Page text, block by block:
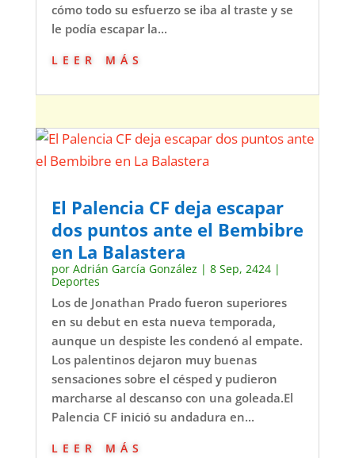
cómo todo su esfuerzo se iba al traste y se
le podía escapar la...
leer más
El Palencia CF deja escapar
dos puntos ante el Bembibre
en La Balastera
por Adrián García González | 8 Sep, 2424|
Deportes
Los de Jonathan Prado fueron superiores
en su debut en esta nueva temporada,
aunque un despiste les condenó al empate.
Los palentinos dejaron muy buenas
sensaciones sobre el césped y pudieron
marcharse al descanso con una goleada.El
Palencia CF inició su andadura en...
leer más